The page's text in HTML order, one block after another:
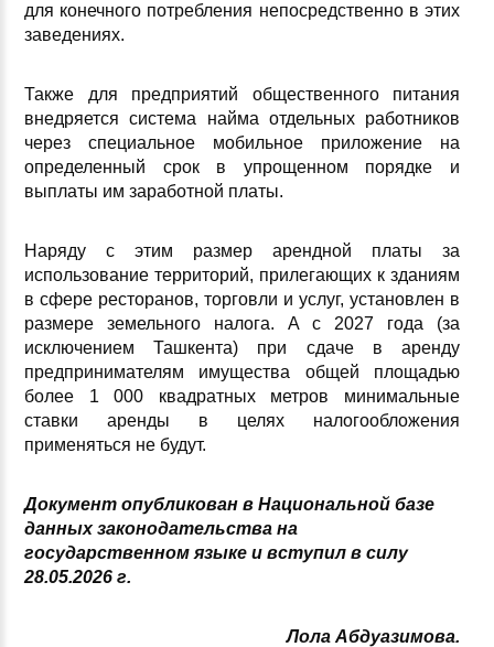
для конечного потребления непосредственно в этих
заведениях.
Также для предприятий общественного питания
внедряется система найма отдельных работников
через специальное мобильное приложение на
определенный срок в упрощенном порядке и
выплаты им заработной платы.
Наряду с этим размер арендной платы за
использование территорий, прилегающих к зданиям
в сфере ресторанов, торговли и услуг, установлен в
размере земельного налога. А с 2027 года (за
исключением Ташкента) при сдаче в аренду
предпринимателям имущества общей площадью
более 1 000 квадратных метров минимальные
ставки аренды в целях налогообложения
применяться не будут.
Документ опубликован в Национальной базе
данных законодательства на
государственном языке и вступил в силу
28.05.2026 г.
Лола Абдуазимова.